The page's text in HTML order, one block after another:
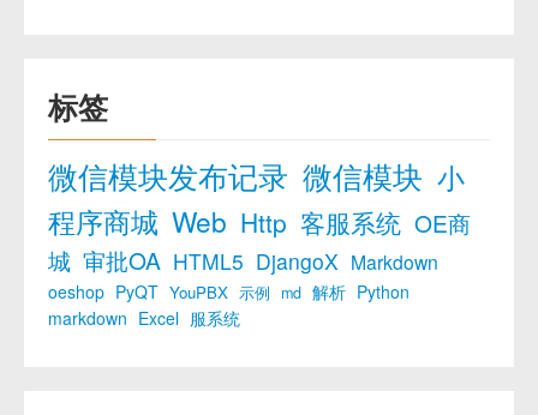
标签
微信模块发布记录 微信模块 小
程序商城 Web Http 客服系统 OE商
城 审批OA HTML5 DjangoX Markdown
oeshop PyQT YouPBX 示例 md 解析 Python
markdown Excel 服系统